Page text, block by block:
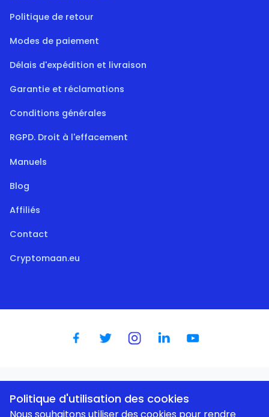
Politique de retour
Modes de paiement
Délais d'expédition et livraison
Garantie et réclamations
Conditions générales
RGPD. Droit à l'effacement
Manuels
Blog
Affiliés
Contact
Cryptomaan.eu
Dutch|English|German |Spanish|French
Politique d'utilisation des cookies